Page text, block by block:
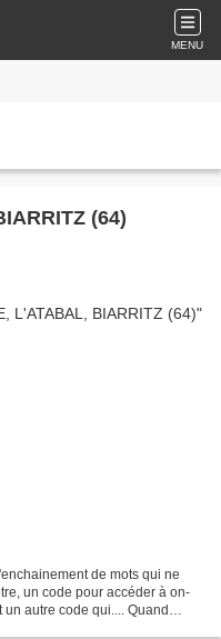
MENU
(64)
de mots qui ne
un code pour accéder à on-
autre code qui.... Quand